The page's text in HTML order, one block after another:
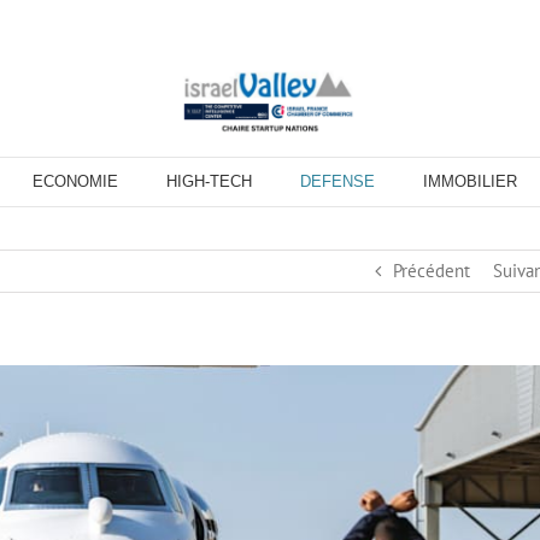
ECONOMIE HIGH-TECH DEFENSE IMMOBILIER
Précédent